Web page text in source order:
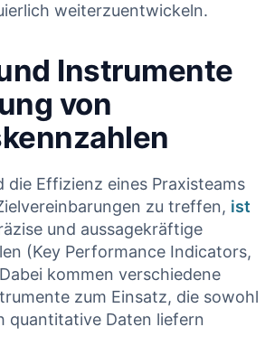
weiterzuentwickeln.
Instrumente
von
die Effizienz eines‌ Praxisteams
‍zu treffen,⁣ ist
und ‌aussagekräftige⁢
(Key Performance Indicators,
kommen ‌verschiedene
zum‍ Einsatz, die sowohl‌
quantitative Daten liefern